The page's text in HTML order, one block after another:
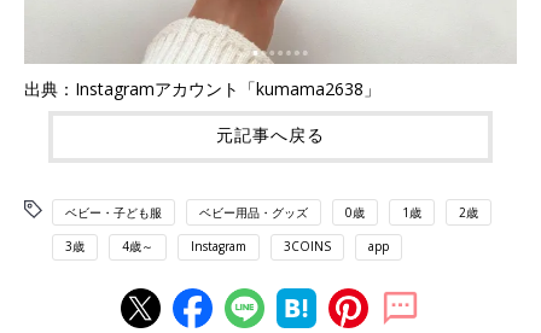
出典：Instagramアカウント「kumama2638」
元記事へ戻る
ベビー・子ども服 ベビー用品・グッズ 0歳 1歳 2歳
3歳 4歳～ Instagram 3COINS app